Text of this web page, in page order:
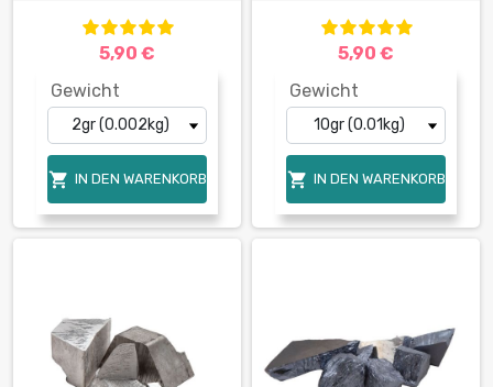
5,90 €
Gewicht
 IN DEN WARENKORB
5,90 €
Gewicht
 IN DEN WARENKORB